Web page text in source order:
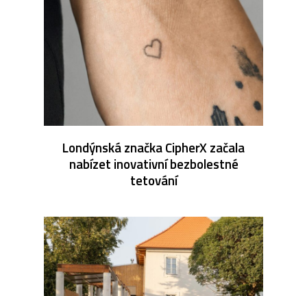
Londýnská značka CipherX začala
nabízet inovativní bezbolestné
tetování